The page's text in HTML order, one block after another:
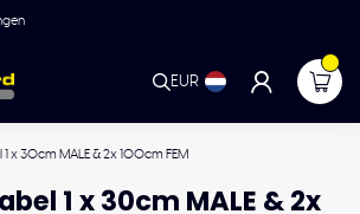
EUR
x 30cm MALE & 2x 100cm FEM
1 x 30cm MALE & 2x